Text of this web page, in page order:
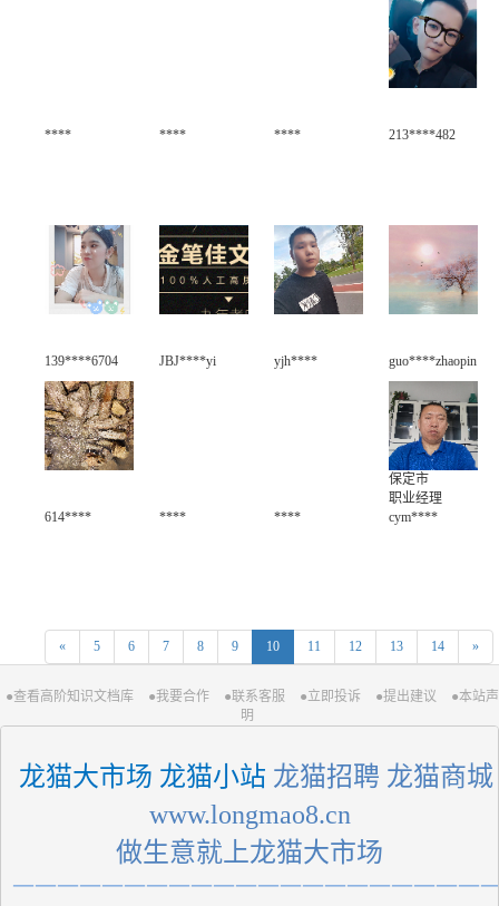
**** **** **** 213****482
139****6704 JBJ****yi yjh**** guo****zhaopin
614**** **** ****
保定市
职业经理
cym****
« 5 6 7 8 9 10 11 12 13 14 »
●查看高阶知识文档库 ●我要合作 ●联系客服 ●立即投诉 ●提出建议
●本站声
明
龙猫大市场 龙猫小站 龙猫招聘 龙猫商城
www.longmao8.cn
做生意就上龙猫大市场
一一一一一一一一一一一一一一一一一一一一一